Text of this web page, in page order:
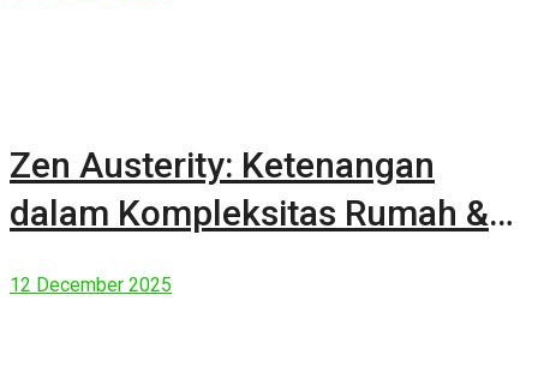
Zen Austerity: Ketenangan
dalam Kompleksitas Rumah &
12 December 2025